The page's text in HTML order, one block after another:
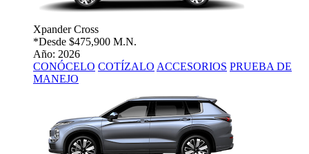
Xpander Cross
*Desde $475,900 M.N.
Año: 2026
CONÓCELO COTÍZALO ACCESORIOS PRUEBA DE
MANEJO